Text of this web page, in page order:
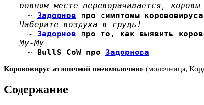
ровном месте переворачивается,
~ Задорнов про симптомы
Наберите воздуха в грудь!
~ Задорнов про то, как выявить
Му-Му
~ BullS-CoW про Задорнова
Корововирус атипичной пневмолочнии (молочница,
Содержание